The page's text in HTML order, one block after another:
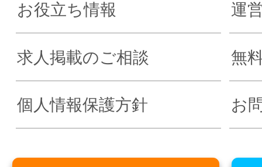
お役立ち情報 運
求人掲載のご相談 無
個人情報保護方針 お